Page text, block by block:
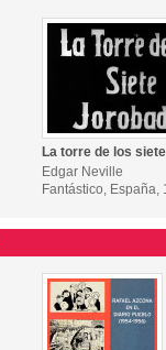
La torre de los
Edgar Neville
Fantástico, España,